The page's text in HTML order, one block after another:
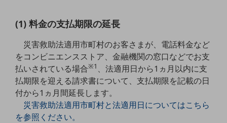
クラウド・データセンター
電話・映像コミュニケーション
セキュリティ
(1) 料金の支払期限の延長
災害救助法適用市町村のお客さまが、電話料金など
をコンビニエンスストア、金融機関の窓口などでお支
払いされている場合※1 、法適用日から1ヵ月以内に支
払期限を迎える請求書について、支払期限を記載の日
付から1ヵ月間延長します。
災害救助法適用市町村と法適用日についてはこちら
を参照ください。